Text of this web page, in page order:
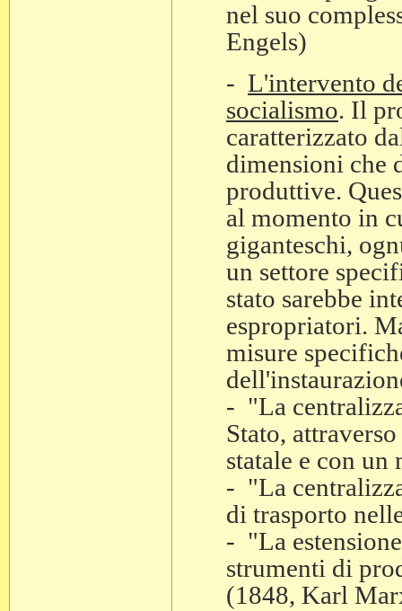
nel suo
Engels)
- L'intervento
socialismo. Il
caratterizzato
dimensioni che
produttive.
al momento in
giganteschi,
un settore
stato sarebbe
espropriatori.
misure
- "La
Stato,
statale e con
- "La
di trasporto
- "La
strumenti di
(1848, Karl